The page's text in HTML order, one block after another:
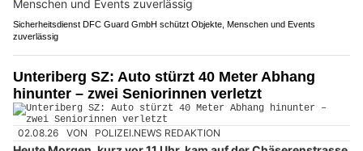
Sicherheitsdienst DFC Guard GmbH schützt Objekte, Menschen und Events
zuverlässig
Unteriberg SZ: Auto stürzt 40 Meter Abhang
hinunter – zwei Seniorinnen verletzt
02.08.26 VON POLIZEI.NEWS REDAKTION